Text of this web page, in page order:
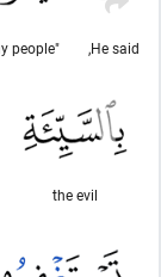
He said,
"O my people!
the evil